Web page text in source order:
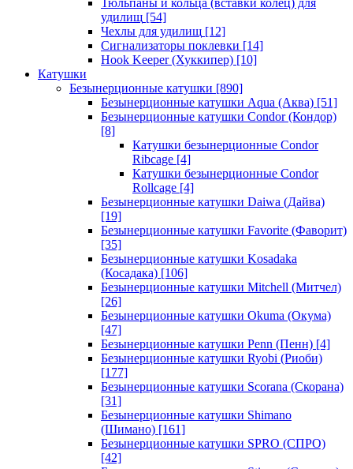
Тюльпаны и кольца (вставки колец) для
удилищ [54]
Чехлы для удилищ [12]
Сигнализаторы поклевки [14]
Hook Keeper (Хуккипер) [10]
Катушки
Безынерционные катушки [890]
Безынерционные катушки Aqua (Аква) [51]
Безынерционные катушки Condor (Кондор)
[8]
Катушки безынерционные Condor
Ribcage [4]
Катушки безынерционные Condor
Rollcage [4]
Безынерционные катушки Daiwa (Дайва)
[19]
Безынерционные катушки Favorite (Фаворит)
[35]
Безынерционные катушки Kosadaka
(Косадака) [106]
Безынерционные катушки Mitchell (Митчел)
[26]
Безынерционные катушки Okuma (Окума)
[47]
Безынерционные катушки Penn (Пенн) [4]
Безынерционные катушки Ryobi (Риоби)
[177]
Безынерционные катушки Scorana (Скорана)
[31]
Безынерционные катушки Shimano
(Шимано) [161]
Безынерционные катушки SPRO (СПРО)
[42]